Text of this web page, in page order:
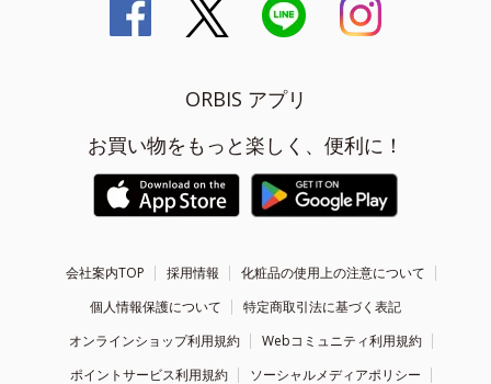
ORBIS アプリ
お買い物をもっと楽しく、便利に！
会社案内TOP 採用情報
化粧品の使用上の注意について
個人情報保護について
特定商取引法に基づく表記
オンラインショップ利用規約
Webコミュニティ利用規約
ポイントサービス利用規約
ソーシャルメディアポリシー